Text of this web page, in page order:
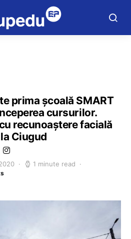
prima școală SMART
cursurilor.
recunoaștere facială
Ciugud
1 minute read